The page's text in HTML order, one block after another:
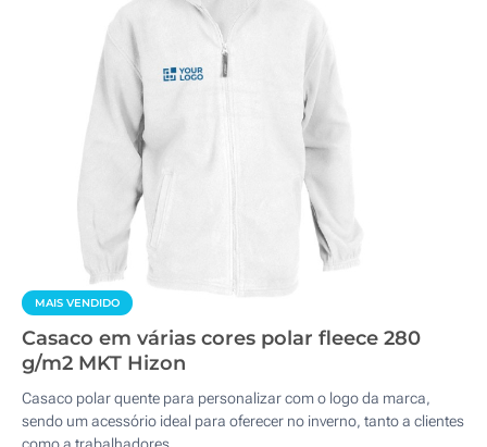
MAIS VENDIDO
Casaco em várias cores polar fleece 280
g/m2 MKT Hizon
Casaco polar quente para personalizar com o logo da marca,
sendo um acessório ideal para oferecer no inverno, tanto a clientes